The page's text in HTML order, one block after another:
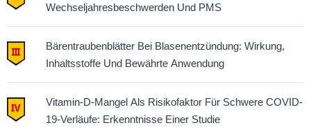
Wechseljahresbeschwerden Und PMS
Bärentraubenblätter Bei Blasenentzündung: Wirkung,
Inhaltsstoffe Und Bewährte Anwendung
Vitamin-D-Mangel Als Risikofaktor Für Schwere COVID-
19-Verläufe: Erkenntnisse Einer Studie